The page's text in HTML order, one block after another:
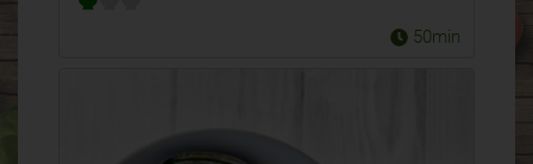
50min